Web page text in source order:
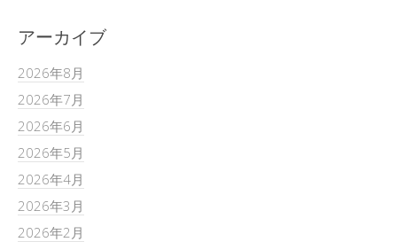
アーカイブ
2026年8月
2026年7月
2026年6月
2026年5月
2026年4月
2026年3月
2026年2月